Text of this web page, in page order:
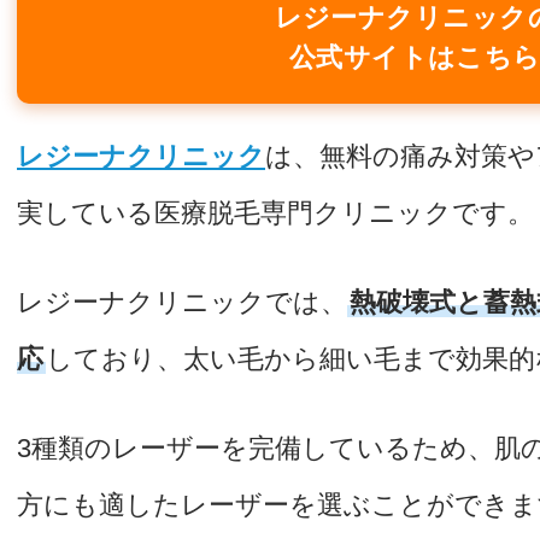
レジーナクリニック
公式サイトはこちら
レジーナクリニック は、無料の痛み対策
実している医療脱毛専門クリニックです。
レジーナクリニックでは、 熱破壊式と蓄
応 しており、太い毛から細い毛まで効果
3種類のレーザーを完備しているため、肌
方にも適したレーザーを選ぶことができ